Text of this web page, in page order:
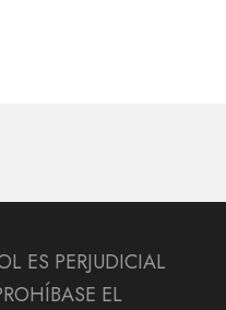
ES PERJUDICIAL
EL